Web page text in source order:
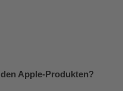
Apple-Produkten?